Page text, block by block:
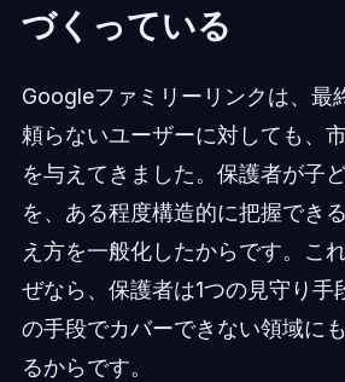
づくっている
Googleファミリーリンクは、最
頼らないユーザーに対しても、
を与えてきました。保護者が子
を、ある程度構造的に把握でき
え方を一般化したからです。こ
ぜなら、保護者は1つの見守り手
の手段でカバーできない領域に
るからです。